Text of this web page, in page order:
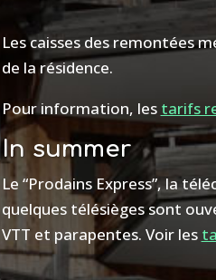
Les caisses des remontées
de la résidence.
Pour information, les tarifs
In summer
Le “Prodains Express”, la
quelques télésièges sont
VTT et parapentes. Voir les